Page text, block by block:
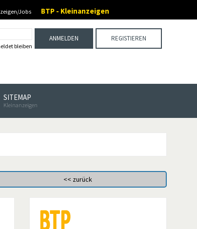
Jobs BTP - Kleinanzeigen
REGISTIEREN
bleiben
ANMELDEN
SITEMAP
Kleinanzeigen